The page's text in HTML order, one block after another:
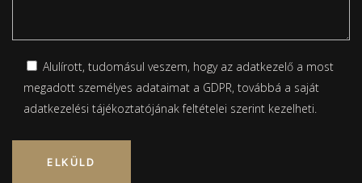
Alulírott, tudomásul veszem, hogy az adatkezelő a most
megadott személyes adataimat a GDPR, továbbá a saját
adatkezelési tájékoztatójánakfeltételei szerint kezelheti.